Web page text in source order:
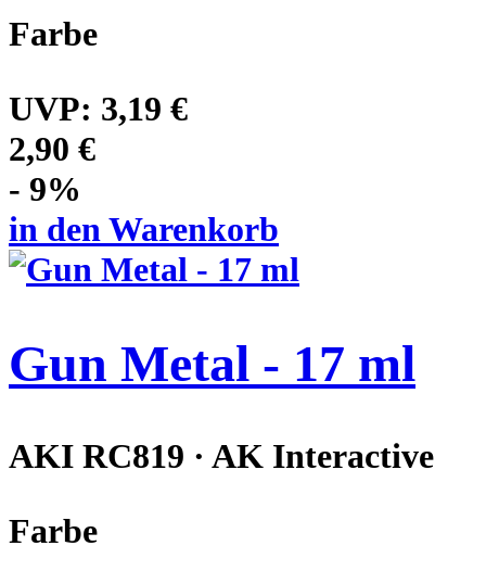
Farbe
UVP: 3,19 €
2,90 €
- 9%
in den Warenkorb
Gun Metal - 17 ml
AKI RC819 · AK Interactive
Farbe